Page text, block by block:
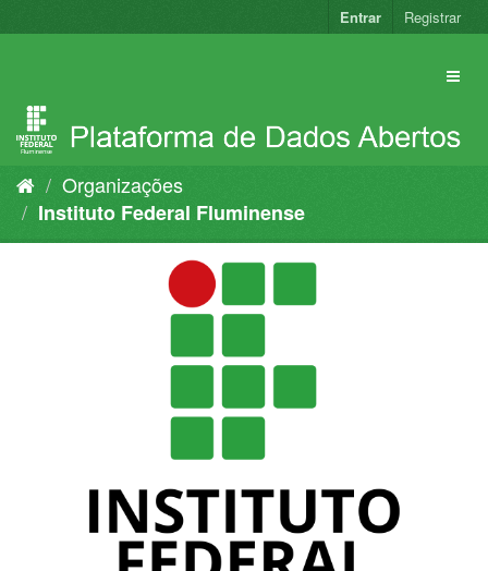
para
Entrar Registrar
Organizações
Instituto Federal Fluminense